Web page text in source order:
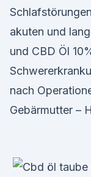
akuten und
und CBD Öl
nach
Gebärmutter –